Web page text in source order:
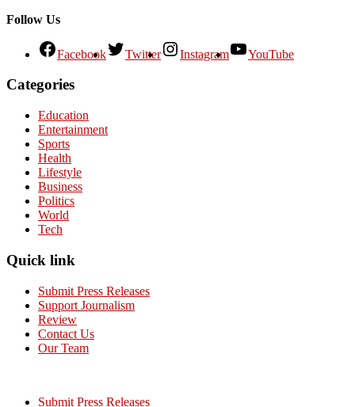
Follow Us
Facebook Twitter Instagram YouTube
Categories
Education
Entertainment
Sports
Health
Lifestyle
Business
Politics
World
Tech
Quick link
Submit Press Releases
Support Journalism
Review
Contact Us
Our Team
Submit Press Releases